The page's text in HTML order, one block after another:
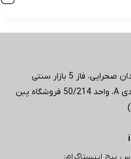
تهران، ستارخان، خیابان صحرایی، میدان صحرایی، فاز 5 بازار سنتی
ستارخان(مجتمع تجاری آپادانا) ، ورودی A، واحد 50/214 فروشگاه پبن
حضوری: 02144287386 | آدرس پیج اینستاگرام: